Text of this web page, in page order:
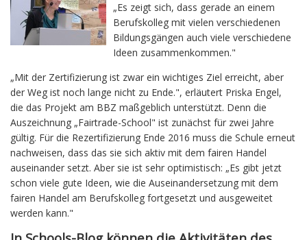
„Es zeigt sich, dass gerade an einem
Berufskolleg mit vielen verschiedenen
Bildungsgängen auch viele verschiedene
Ideen zusammenkommen."
„Mit der Zertifizierung ist zwar ein wichtiges Ziel erreicht, aber
der Weg ist noch lange nicht zu Ende.", erläutert Priska Engel,
die das Projekt am BBZ maßgeblich unterstützt. Denn die
Auszeichnung „Fairtrade-School" ist zunächst für zwei Jahre
gültig. Für die Rezertifizierung Ende 2016 muss die Schule erneut
nachweisen, dass das sie sich aktiv mit dem fairen Handel
auseinander setzt. Aber sie ist sehr optimistisch: „Es gibt jetzt
schon viele gute Ideen, wie die Auseinandersetzung mit dem
fairen Handel am Berufskolleg fortgesetzt und ausgeweitet
werden kann."